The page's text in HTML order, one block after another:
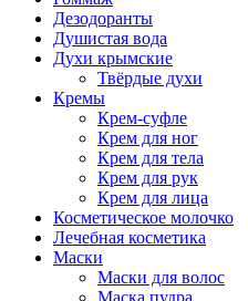
Дезодоранты
Душистая вода
Духи крымские
Твёрдые духи
Кремы
Крем-суфле
Крем для ног
Крем для тела
Крем для рук
Крем для лица
Косметическое молочко
Лечебная косметика
Маски
Маски для волос